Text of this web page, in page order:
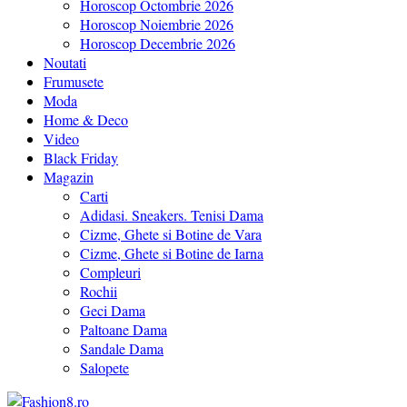
Horoscop Octombrie 2026
Horoscop Noiembrie 2026
Horoscop Decembrie 2026
Noutati
Frumusete
Moda
Home & Deco
Video
Black Friday
Magazin
Carti
Adidasi. Sneakers. Tenisi Dama
Cizme, Ghete si Botine de Vara
Cizme, Ghete si Botine de Iarna
Compleuri
Rochii
Geci Dama
Paltoane Dama
Sandale Dama
Salopete